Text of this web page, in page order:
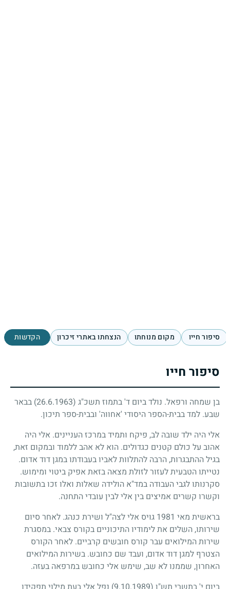
סיפור חייו מקום מנוחתו הנצחתו באתרי זיכרון הקדשות
סיפור חייו
בן שמחה ורפאל. נולד ביום ד' בתמוז תשכ"ג (26.6.1963)
בבאר
שבע. למד בבית-הספר היסודי 'אחווה' ובבית-ספר תיכון.
אלי היה ילד שובה לב, פיקח ותמיד במרכז העניינים. אלי היה
אהוב על כולם קטנים כגדולים. הוא לא אהב ללמוד ובמקום זאת,
בגיל ההתבגרות, הרבה להתלוות לאביו בעבודתו במגן דוד אדום.
נטייתו הטבעית לעזור לזולת מצאה בזאת אפיק ביטוי ומימוש.
סקרנותו לגבי העבודה במד"א הולידה שאלות ואלו זכו בתשובות
וקשרו קשרים אמיצים בין אלי לבין עובדי התחנה.
בראשית מאי 1981 גויס אלי לצה"ל ושירת כנהג. לאחר סיום
שירותו, השלים את לימודיו התיכוניים בקורס צבאי. במסגרת
שירות המילואים עבר קורס חובשים קרביים. לאחר הקורס
הצטרף למגן דוד אדום, ועבד שם כחובש. בשירות המילואים
האחרון, שממנו לא שב, שימש אלי כחובש במרפאה בעזה.